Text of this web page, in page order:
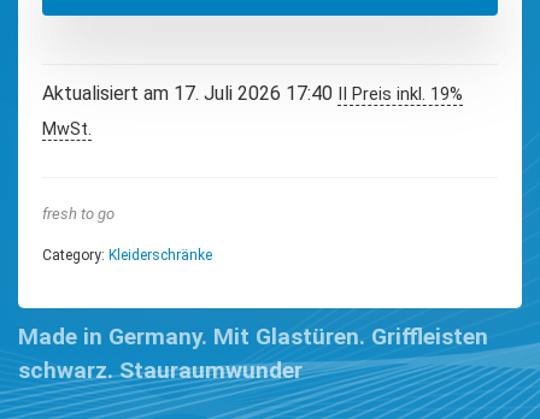
Aktualisiert am 17. Juli 2026 17:40
II Preis inkl. 19%
MwSt.
fresh to go
Category: Kleiderschränke
Made in Germany. Mit Glastüren. Griffleisten
schwarz. Stauraumwunder